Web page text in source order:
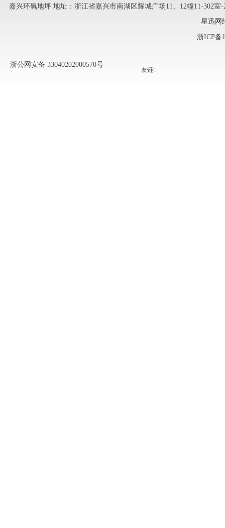
嘉兴环氧地坪 地址：浙江省嘉兴市南湖区耀城广场11、12幢11-302
星迅网
浙ICP备
浙公网安备 33040202000570号
友链: